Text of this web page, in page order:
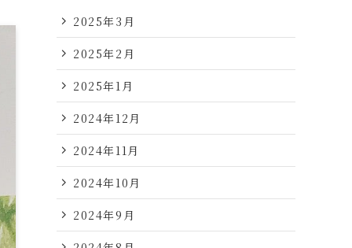
2025年3月
2025年2月
2025年1月
2024年12月
2024年11月
2024年10月
2024年9月